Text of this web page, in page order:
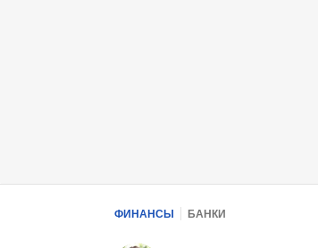
ФИНАНСЫ БАНКИ